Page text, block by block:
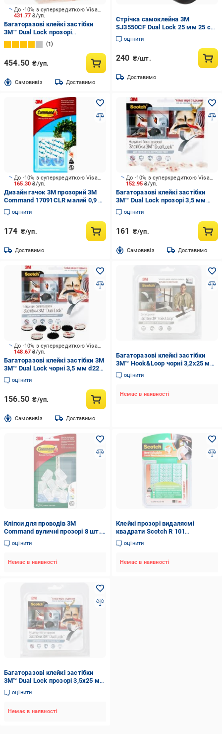
431.77₴/уп.
До -10% з суперкредиткою Visa Вигода
Багаторазові клейкі застібки
3М™ Dual Lock прозорі
3,5х25х100 мм 6 шт
1
454.50 ₴/уп.
Cамовивіз Доставимо
Стрічка самоклейна 3M
SJ3550CF Dual Lock 25 мм 25 см
(2430504264)
оцінити
240 ₴/шт.
Доставимо
165.30₴/уп.
До -10% з суперкредиткою Visa Вигода
Дизайн гачок 3M прозорий 3M
Command 17091CLR малий 0,9 кг
2 гачка 4 прозорих смужки
оцінити
174 ₴/уп.
Доставимо
152.95₴/уп.
До -10% з суперкредиткою Visa Вигода
Багаторазові клейкі застібки
3М™ Dual Lock прозорі 3,5 мм
d22 мм 8 шт
оцінити
161 ₴/уп.
Cамовивіз Доставимо
148.67₴/уп.
До -10% з суперкредиткою Visa Вигода
Багаторазові клейкі застібки 3M
3М™ Dual Lock чорні 3,5 мм d22
мм 8 шт
оцінити
156.50 ₴/уп.
Cамовивіз Доставимо
Багаторазові клейкі застібки
3М™ Hook&Loop чорні 3,2x25 мм
1 м
оцінити
Немає в наявності
Кліпси для проводів 3M
Command вуличні прозорі 8 шт.
17017CLR-AW
оцінити
Немає в наявності
Клейкі прозорі видаляємі
квадрати Scotch R 101
багаторазові 18 шт
оцінити
Немає в наявності
Багаторазові клейкі застібки
3М™ Dual Lock прозорі 3,5х25 мм
1 м
оцінити
Немає в наявності